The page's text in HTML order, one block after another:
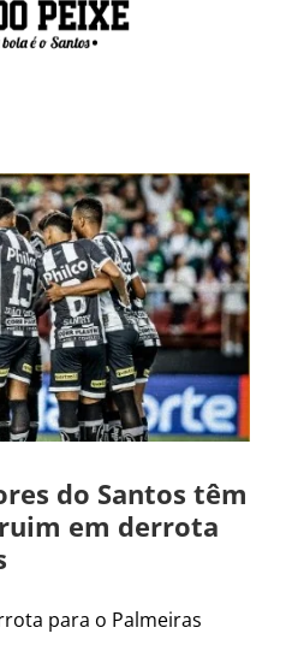
do Santos têm
em derrota
para o Palmeiras